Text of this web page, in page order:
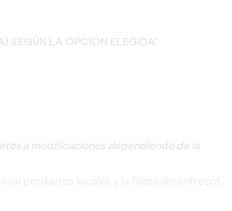
SEGÚN LA OPCIÓN ELEGIDA*
a modificaciones dependiendo de la
productos locales y la fiesta del entrecot.